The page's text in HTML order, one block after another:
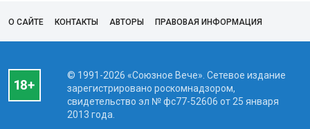
О САЙТЕ КОНТАКТЫ АВТОРЫ ПРАВОВАЯ ИНФОРМАЦИЯ
© 1991-2026 «Союзное Вече». Сетевое издание
зарегистрировано роскомнадзором,
свидетельство эл № фc77-52606 от 25 января
2013 года.